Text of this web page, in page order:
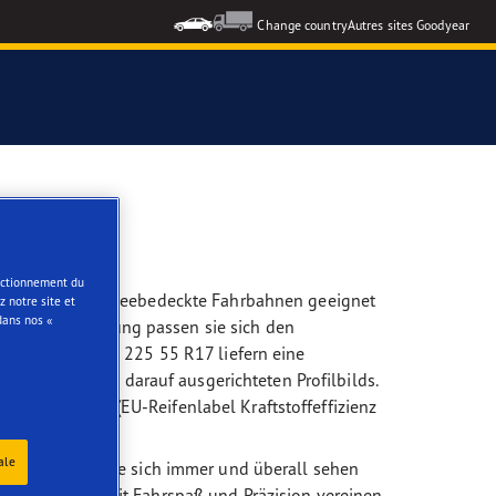
Change countryAutres sites Goodyear
3
sogar schneebedeckte Fahrbahnen geeignet
passen sie sich den
225 55 R17 liefern eine
dank des darauf ausgerichteten Profilbilds.
101V zeigt (EU-Reifenlabel Kraftstoffeffizienz
mit dem Sie sich immer und überall sehen
du
notre site et
nos «